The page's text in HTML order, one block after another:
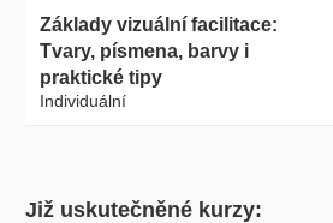
Základy vizuální facilitace:
Tvary, písmena, barvy i
praktické tipy
Individuální
Již uskutečněné kurzy: